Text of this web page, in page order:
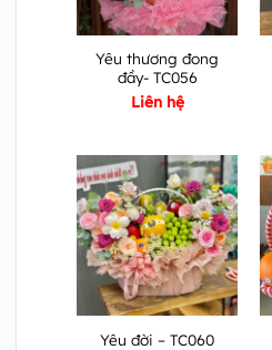
Yêu thương đong
đầy- TC056
Liên hệ
Yêu đời – TC060